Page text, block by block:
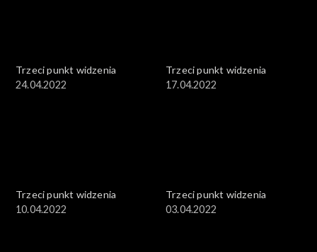
Trzeci punkt widzenia
24.04.2022
Trzeci punkt widzenia
17.04.2022
Trzeci punkt widzenia
10.04.2022
Trzeci punkt widzenia
03.04.2022